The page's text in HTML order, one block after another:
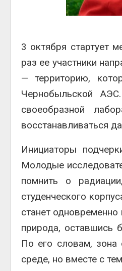
3 октября стартует
раз ее участники
— территорию,
Чернобыльской
своеобразной
восстанавливаться
Инициаторы
Молодые
помнить о
студенческого
станет
природа, оставшись
По его словам, зона
среде, но вместе с